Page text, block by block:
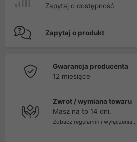
Zapytaj o dostępność
Zapytaj o produkt
Gwarancja producenta
12 miesiące
Zwrot / wymiana towaru
Masz na to 14 dni.
Zobacz regulamin i wyłączenia...